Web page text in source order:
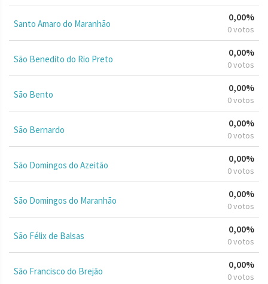
Santo Amaro do Maranhão
0,00%
0 votos
São Benedito do Rio Preto
0,00%
0 votos
São Bento
0,00%
0 votos
São Bernardo
0,00%
0 votos
São Domingos do Azeitão
0,00%
0 votos
São Domingos do Maranhão
0,00%
0 votos
São Félix de Balsas
0,00%
0 votos
São Francisco do Brejão
0,00%
0 votos